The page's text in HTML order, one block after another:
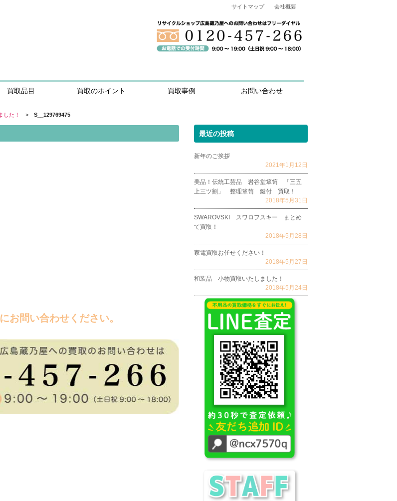
サイトマップ 会社概要
買取品目 買取のポイント 買取事例 お問い合わせ
た！ > S__129769475
お問い合わせください。
最近の投稿
新年のご挨拶
2021年1月12日
美品！伝統工芸品 岩谷堂箪笥 「三五
上三ツ割」 整理箪笥 鍵付 買取！
2018年5月31日
SWAROVSKI スワロフスキー まとめ
て買取！
2018年5月28日
家電買取お任せください！
2018年5月27日
和装品 小物買取いたしました！
2018年5月24日